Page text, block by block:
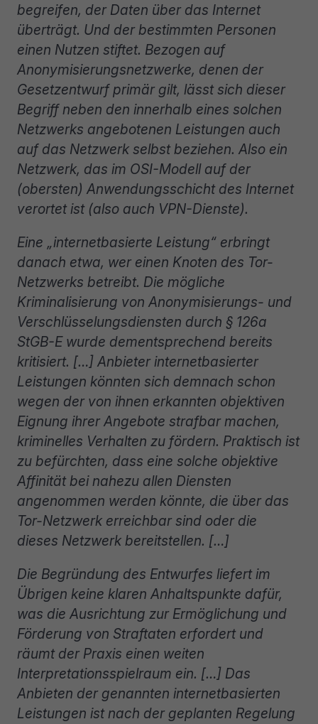
begreifen, der Daten über das Internet
überträgt. Und der bestimmten Personen
einen Nutzen stiftet. Bezogen auf
Anonymisierungsnetzwerke, denen der
Gesetzentwurf primär gilt, lässt sich dieser
Begriff neben den innerhalb eines solchen
Netzwerks angebotenen Leistungen auch
auf das Netzwerk selbst beziehen. Also ein
Netzwerk, das im OSI-Modell auf der
(obersten) Anwendungsschicht des Internet
verortet ist (also auch VPN-Dienste).
Eine „internetbasierte Leistung“ erbringt
danach etwa, wer einen Knoten des Tor-
Netzwerks betreibt. Die mögliche
Kriminalisierung von Anonymisierungs- und
Verschlüsselungsdiensten durch § 126a
StGB-E wurde dementsprechend bereits
kritisiert. […] Anbieter internetbasierter
Leistungen könnten sich demnach schon
wegen der von ihnen erkannten objektiven
Eignung ihrer Angebote strafbar machen,
kriminelles Verhalten zu fördern. Praktisch ist
zu befürchten, dass eine solche objektive
Affinität bei nahezu allen Diensten
angenommen werden könnte, die über das
Tor-Netzwerk erreichbar sind oder die
dieses Netzwerk bereitstellen. […]
Die Begründung des Entwurfes liefert im
Übrigen keine klaren Anhaltspunkte dafür,
was die Ausrichtung zur Ermöglichung und
Förderung von Straftaten erfordert und
räumt der Praxis einen weiten
Interpretationsspielraum ein. […] Das
Anbieten der genannten internetbasierten
Leistungen ist nach der geplanten Regelung